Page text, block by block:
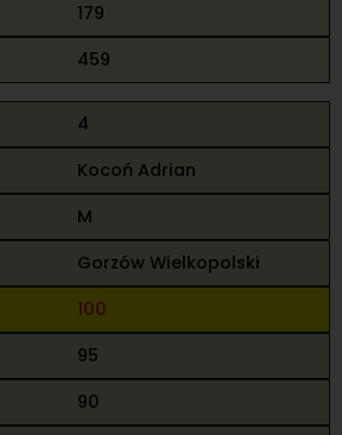
179
459
4
Kocoń Adrian
M
Gorzów Wielkopolski
100
95
90